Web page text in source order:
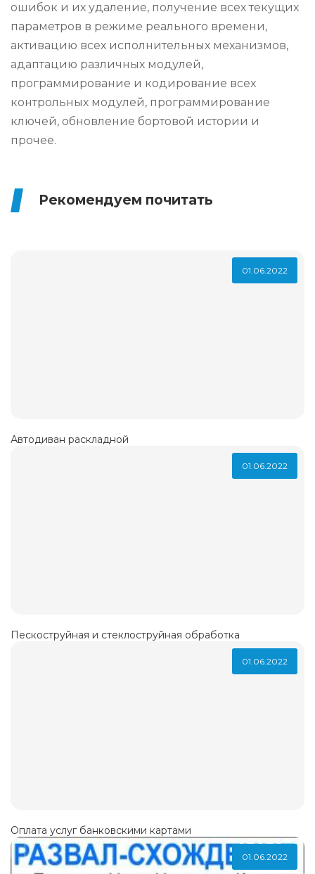
ошибок и их удаление, получение всех текущих
параметров в режиме реального времени,
активацию всех исполнительных механизмов,
адаптацию различных модулей,
программирование и кодирование всех
контрольных модулей, программирование
ключей, обновление бортовой истории и
прочее.
Рекомендуем почитать
01.06.2022
Автодиван раскладной
01.06.2022
Пескоструйная и стеклоструйная обработка
01.06.2022
Оплата услуг банковскими картами
01.06.2022